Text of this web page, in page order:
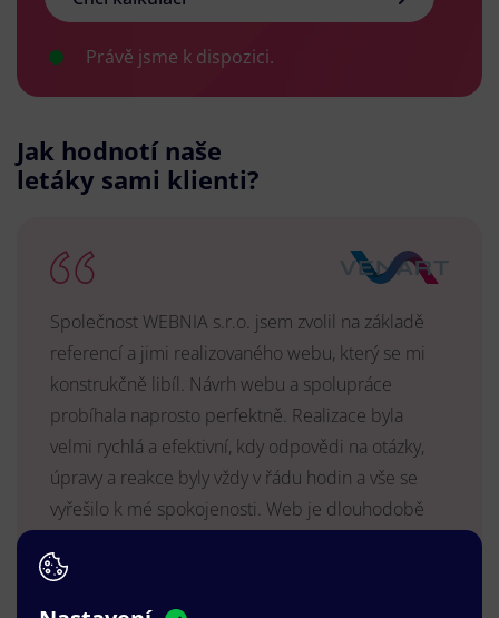
Právě jsme k dispozici.
Jak hodnotí naše
letáky sami klienti?
Společnost WEBNIA s.r.o. jsem zvolil na základě
referencí a jimi realizovaného webu, který se mi
konstrukčně libíl. Návrh webu a spolupráce
probíhala naprosto perfektně. Realizace byla
velmi rychlá a efektivní, kdy odpovědi na otázky,
úpravy a reakce byly vždy v řádu hodin a vše se
vyřešilo k mé spokojenosti. Web je dlouhodobě
na pozitivním vnímání naší značky.